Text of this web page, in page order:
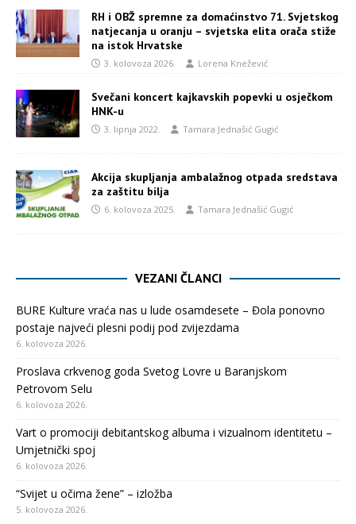
RH i OBŽ spremne za domaćinstvo 71. Svjetskog
natjecanja u oranju – svjetska elita orača stiže
na istok Hrvatske
3. kolovoza 2026. Lorena Knežević
Svečani koncert kajkavskih popevki u osječkom
HNK-u
3. lipnja 2022. Tamara Jednašić Gugić
Akcija skupljanja ambalažnog otpada sredstava
za zaštitu bilja
6. kolovoza 2025. Tamara Jednašić Gugić
VEZANI ČLANCI
BURE Kulture vraća nas u lude osamdesete – Đola ponovno
postaje najveći plesni podij pod zvijezdama
6. kolovoza 2026.
Proslava crkvenog goda Svetog Lovre u Baranjskom
Petrovom Selu
6. kolovoza 2026.
Vart o promociji debitantskog albuma i vizualnom identitetu –
Umjetnički spoj
6. kolovoza 2026.
“Svijet u očima žene” – izložba
5. kolovoza 2026.